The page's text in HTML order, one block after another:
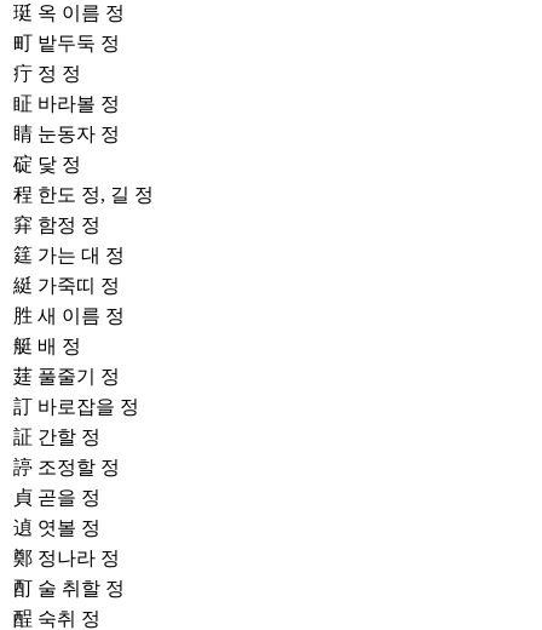
珽 옥 이름 정
町 밭두둑 정
疔 정 정
眐 바라볼 정
睛 눈동자 정
碇 닻 정
程 한도 정, 길 정
穽 함정 정
筳 가는 대 정
綎 가죽띠 정
胜 새 이름 정
艇 배 정
莛 풀줄기 정
訂 바로잡을 정
証 간할 정
諪 조정할 정
貞 곧을 정
遉 엿볼 정
鄭 정나라 정
酊 술 취할 정
酲 숙취 정